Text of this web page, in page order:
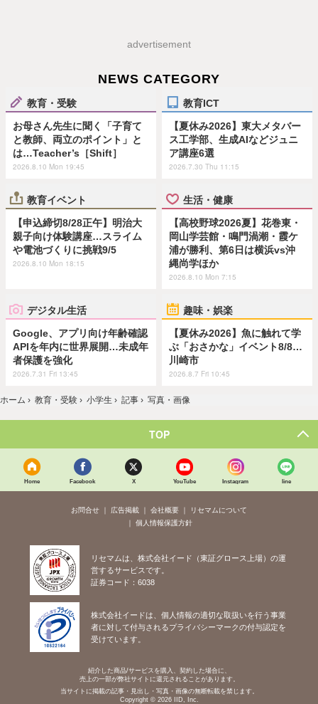
advertisement
NEWS CATEGORY
教育・受験
お母さん先生に聞く「子育て
と教師、両立のポイント」と
は…Teacher’s［Shift］
2026.8.10 Mon 19:45
教育ICT
【夏休み2026】東大メタバー
ス工学部、生成AIなどジュニ
ア講座6選
2026.7.30 Thu 11:15
教育イベント
【申込締切8/28正午】明治大
親子向け体験講座…スライム
や電池づくりに挑戦9/5
2026.8.10 Mon 18:15
生活・健康
【高校野球2026夏】花巻東・
岡山学芸館・鳴門渦潮・霞ケ
浦が勝利、第6日は横浜vs沖
縄尚学ほか
2026.8.10 Mon 7:15
デジタル生活
Google、アプリ向け年齢確認
APIを年内に世界展開…未成年
者保護を強化
2026.7.31 Fri 13:45
趣味・娯楽
【夏休み2026】魚に触れて学
ぶ「おさかな」イベント8/8…
川崎市
2026.8.7 Fri 10:45
ホーム › 教育・受験 › 小学生 › 記事 › 写真・画像
TOP
Home Facebook X YouTube Instagram line
お問合せ 広告掲載 会社概要
リセマムについて
個人情報保護方針
リセマムは、株式会社イード（東証グロース上場）の運
営するサービスです。
証券コード：6038
株式会社イードは、個人情報の適切な取扱いを行う事業
者に対して付与されるプライバシーマークの付与認定を
受けています。
紹介した商品/サービスを購入、契約した場合に、
売上の一部が弊社サイトに還元されることがあります。
当サイトに掲載の記事・見出し・写真・画像の無断転載を禁じます。
Copyright © 2026 IID, Inc.